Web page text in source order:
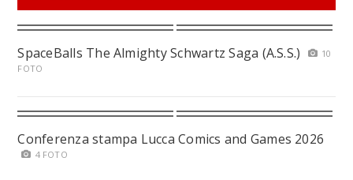
SpaceBalls The Almighty Schwartz Saga (A.S.S.)
10
FOTO
Conferenza stampa Lucca Comics and Games 2026
4 FOTO